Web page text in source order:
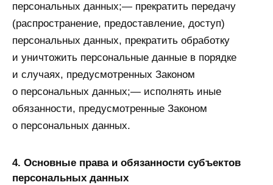
персональных данных;— прекратить передачу
(распространение, предоставление, доступ)
персональных данных, прекратить обработку
и уничтожить персональные данные в порядке
и случаях, предусмотренных Законом
о персональных данных;— исполнять иные
обязанности, предусмотренные Законом
о персональных данных.
4. Основные права и обязанности субъектов
персональных данных